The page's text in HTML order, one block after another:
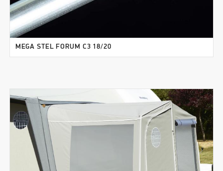
MEGA STEL FORUM C3 18/20